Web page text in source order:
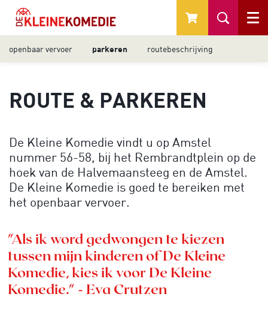
Menu
openbaar vervoer parkeren routebeschrijving
ROUTE & PARKEREN
De Kleine Komedie vindt u op Amstel
nummer 56-58, bij het Rembrandtplein op de
hoek van de Halvemaansteeg en de Amstel.
De Kleine Komedie is goed te bereiken met
het openbaar vervoer.
"Als ik word gedwongen te kiezen
tussen mijn kinderen of De Kleine
Komedie, kies ik voor De Kleine
Komedie." - Eva Crutzen